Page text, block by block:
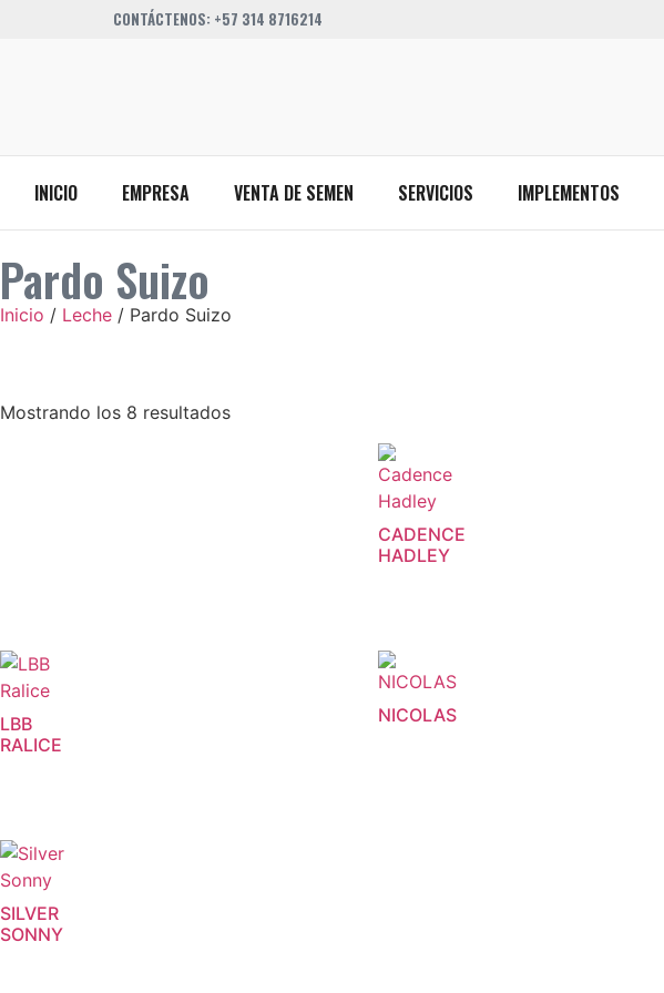
CONTÁCTENOS: +57 314 8716214
INICIO EMPRESA VENTA DE SEMEN SERVICIOS IMPLEMENTOS
Pardo Suizo
Inicio / Leche / Pardo Suizo
Mostrando los 8 resultados
CADENCE
HADLEY
LBB
RALICE
NICOLAS
SILVER
SONNY